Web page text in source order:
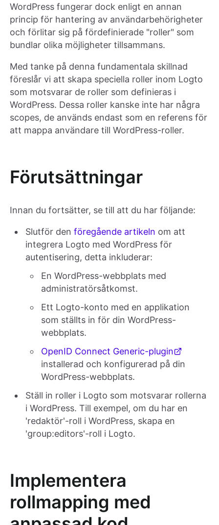
WordPress fungerar dock enligt en annan
princip för hantering av användarbehörigheter
och förlitar sig på fördefinierade "roller" som
bundlar olika möjligheter tillsammans.
Med tanke på denna fundamentala skillnad
föreslår vi att skapa speciella roller inom Logto
som motsvarar de roller som definieras i
WordPress. Dessa roller kanske inte har några
scopes, de används endast som en referens för
att mappa användare till WordPress-roller.
Förutsättningar
Innan du fortsätter, se till att du har följande:
Slutför den föregående artikeln om att
integrera Logto med WordPress för
autentisering, detta inkluderar:
En WordPress-webbplats med
administratörsåtkomst.
Ett Logto-konto med en applikation
som ställts in för din WordPress-
webbplats.
OpenID Connect Generic-plugin
installerad och konfigurerad på din
WordPress-webbplats.
Ställ in roller i Logto som motsvarar rollerna
i WordPress. Till exempel, om du har en
'redaktör'-roll i WordPress, skapa en
'group:editors'-roll i Logto.
Implementera
rollmapping med